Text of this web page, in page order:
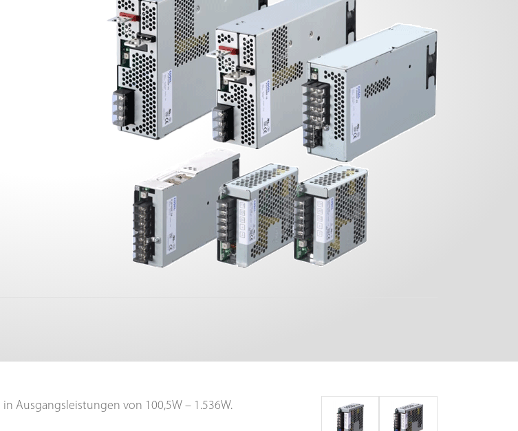
in Ausgangsleistungen von 100,5W – 1.536W.